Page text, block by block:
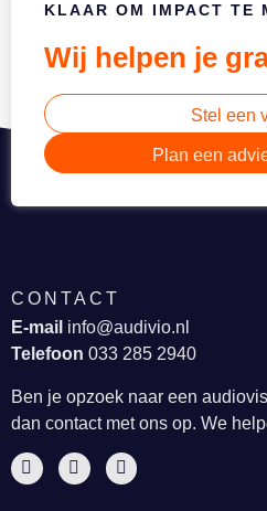
KLAAR OM IMPACT TE
Wij helpen je
Stel een
Plan een
CONTACT
E-mail info@audivio.nl
Telefoon 033 285 2940
Ben je opzoek naar een
dan contact met ons op. We